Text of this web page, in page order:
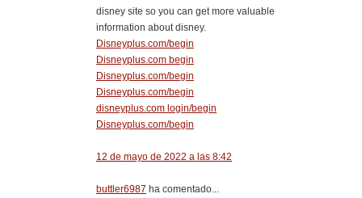
disney site so you can get more valuable
information about disney.
Disneyplus.com/begin
Disneyplus.com begin
Disneyplus.com/begin
Disneyplus.com/begin
disneyplus.com login/begin
Disneyplus.com/begin
12 de mayo de 2022 a las 8:42
buttler6987 ha comentado...